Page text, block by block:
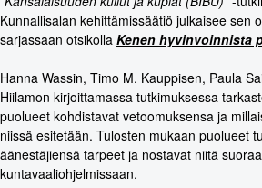
Kunnallisalan kehittämissäätiö julkaisee sen
sarjassaan otsikolla Kenen hyvinvoinnista
Hanna Wassin, Timo M. Kauppisen, Paula
Hiilamon kirjoittamassa tutkimuksessa
puolueet kohdistavat vetoomuksensa ja
niissä esitetään. Tulosten mukaan puolueet
äänestäjiensä tarpeet ja nostavat niitä
kuntavaaliohjelmissaan.